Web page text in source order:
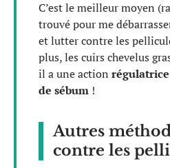
C’est le meilleur moyen
trouvé pour me
et lutter contre les
plus, les cuirs chevelus
il a une action
de sébum !
Autres
contre les